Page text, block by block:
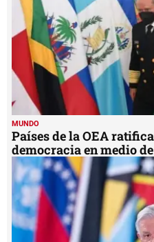
MUNDO
Países de la OEA
democracia en medio